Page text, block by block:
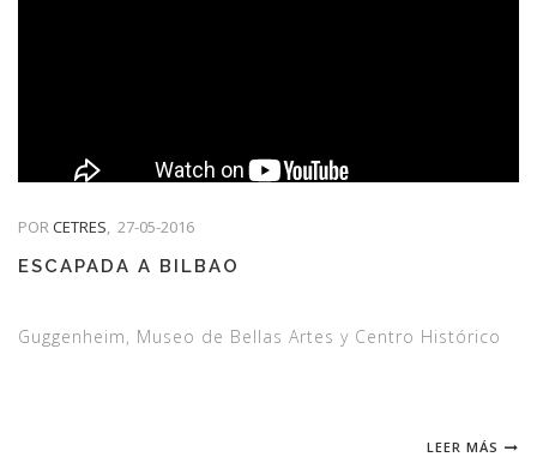
PORCETRES, 27-05-2016
ESCAPADA A BILBAO
Guggenheim, Museo de Bellas Artes y Centro Histórico
LEER MÁS